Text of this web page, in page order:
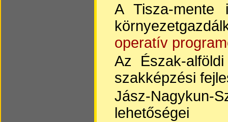
A Tisza-mente
operatív
Az Észak-
szakképzési
Jász-
lehetőségei